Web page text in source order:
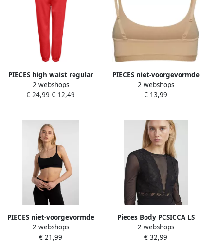
PIECES high waist regular
fit sweatpants PCCHILLI
rood
2 webshops
€ 24,99 € 12,49
PIECES niet-voorgevormde
bh top PCNAMEE beige
2 webshops
€ 13,99
PIECES niet-voorgevormde
bh top PCNAMEE zwart
2 webshops
€ 21,99
Pieces Body PCSICCA LS
BODYSTOCKING NOOS
2 webshops
€ 32,99